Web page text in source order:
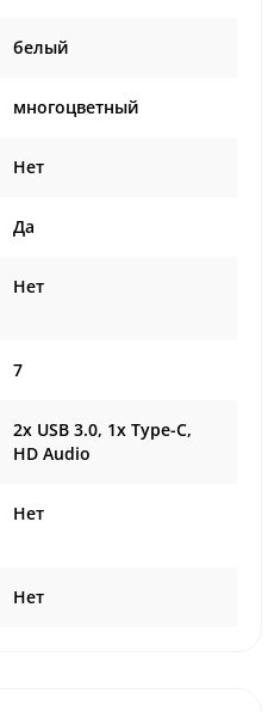
белый
многоцветный
Нет
Да
Нет
7
2x USB 3.0, 1x Type-C,
HD Audio
Нет
Нет